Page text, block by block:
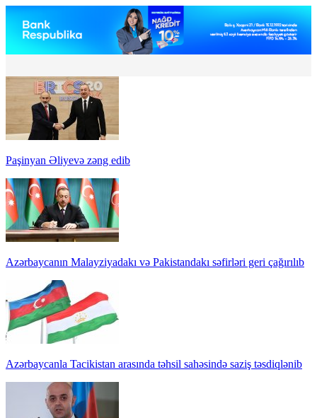
Paşinyan Əliyevə zəng edib
Azərbaycanın Malayziyadakı və Pakistandakı səfirləri geri çağırılıb
Azərbaycanla Tacikistan arasında təhsil sahəsində saziş təsdiqlənib